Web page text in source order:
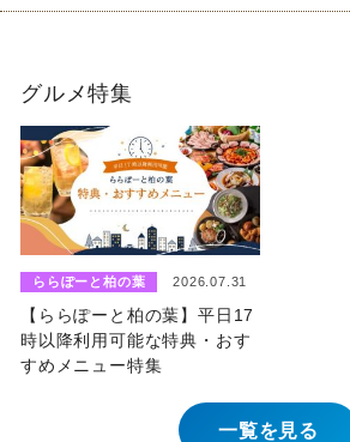
グルメ特集
ららぽーと柏の葉 2026.07.31
【ららぽーと柏の葉】平日17
時以降利用可能な特典・おす
すめメニュー特集
一覧を見る